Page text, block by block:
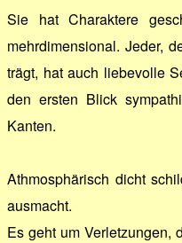
Sie hat Charaktere
mehrdimensional. Jeder,
trägt, hat auch liebevolle
den ersten Blick
Kanten.
Athmosphärisch dicht
ausmacht.
Es geht um Verletzungen,